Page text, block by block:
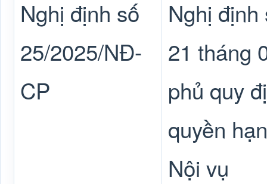
Nghị định số
25/2025/NĐ-
CP
Nghị
21 tháng
phủ quy
quyền
Nội vụ